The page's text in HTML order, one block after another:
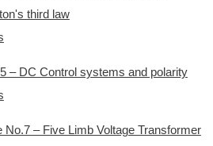
third law
– DC Control systems and polarity
No.7 – Five Limb Voltage Transformer